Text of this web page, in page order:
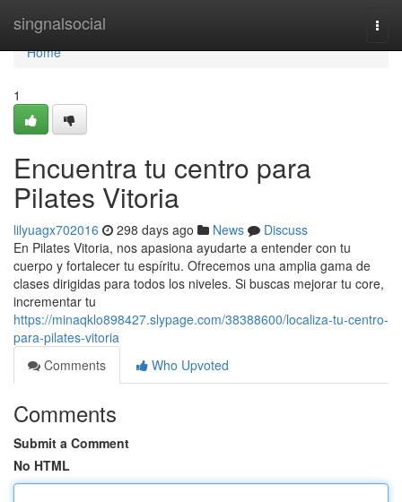
singnalsocial
Home
Home
1
Encuentra tu centro para
Pilates Vitoria
lilyuagx702016 298 days ago News
Discuss
En Pilates Vitoria, nos apasiona ayudarte a entender con tu
cuerpo y fortalecer tu espíritu. Ofrecemos una amplia gama de
clases dirigidas para todos los niveles. Si buscas mejorar tu core,
incrementar tu
https://minaqklo898427.slypage.com/38388600/localiza-tu-centro-
para-pilates-vitoria
Comments
Who Upvoted
Comments
Submit a Comment
No HTML